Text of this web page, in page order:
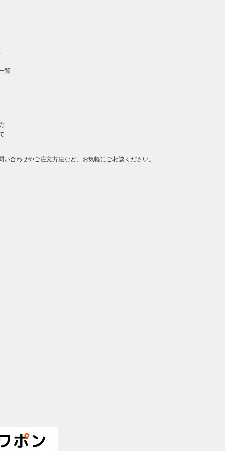
覧
い合わせやご注文方法など、お気軽にご相談ください。